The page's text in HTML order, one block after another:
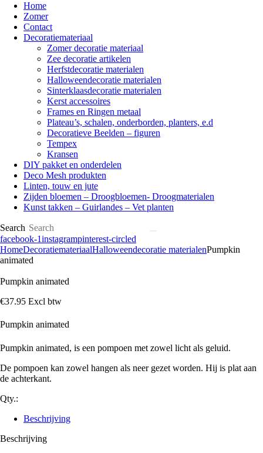
Home
Zomer
Contact
Decoratiemateriaal
Zomer decoratie materiaal
Zee decoratie artikelen
Herfstdecoratie materialen
Halloweendecoratie materialen
Sinterklaasdecoratie materialen
Kerst accessoires
Frames en Ringen metaal
Plateau’s, schalen, onderborden, planters, e.d
Decoratieve Beelden – figuren
Tempex
Kransen
DIY pakket en onderdelen
Deco Mesh produkten
Linten, touw en jute
Zijden bloemen – Droogbloemen- Droogmaterialen
Kunst takken – Guirlandes – Vet planten
Search
facebook-1instagrampinterest-circled
HomeDecoratiemateriaalHalloweendecoratie materialenPumpkin
animated
Pumpkin animated
€37.95 Excl btw
Pumpkin animated
Pumpkin animated, is een pompoen met zowel licht als geluid.
De pompoen kan zowel hangen als neer gezet worden. Hij is plat aan
de achterkant.
Qty.:
Beschrijving
Beschrijving